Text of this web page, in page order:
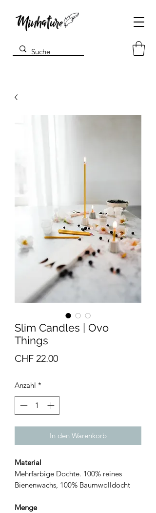
Slim Candles | Ovo
Things
CHF 22.00Preis
Anzahl *
In den Warenkorb
Material
Mehrfarbige Dochte. 100% reines
Bienenwachs, 100% Baumwolldocht
Menge